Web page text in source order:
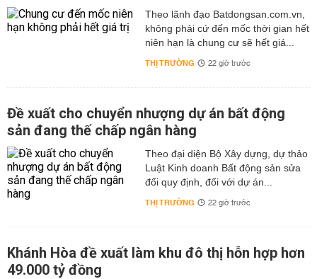
Theo lãnh đạo Batdongsan.com.vn,
không phải cứ đến mốc thời gian hết
niên hạn là chung cư sẽ hết giá...
THỊ TRƯỜNG 22 giờ trước
Đề xuất cho chuyển nhượng dự án bất động
sản đang thế chấp ngân hàng
Theo đại diện Bộ Xây dựng, dự thảo
Luật Kinh doanh Bất động sản sửa
đổi quy định, đối với dự án...
THỊ TRƯỜNG 22 giờ trước
Khánh Hòa đề xuất làm khu đô thị hỗn hợp hơn
49.000 tỷ đồng